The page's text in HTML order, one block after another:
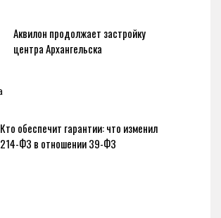
Аквилон продолжает застройку
центра Архангельска
Кто обеспечит гарантии: что изменил
214-ФЗ в отношении 39-ФЗ